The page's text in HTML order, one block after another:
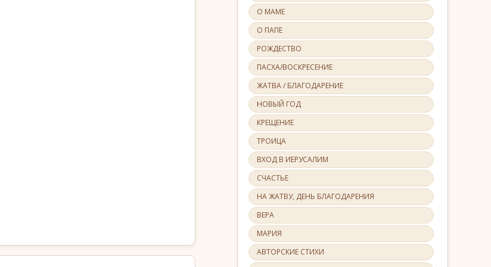
О МАМЕ
О ПАПЕ
РОЖДЕСТВО
ПАСХА/ВОСКРЕСЕНИЕ
ЖАТВА / БЛАГОДАРЕНИЕ
НОВЫЙ ГОД
КРЕЩЕНИЕ
ТРОИЦА
ВХОД В ИЕРУСАЛИМ
СЧАСТЬЕ
НА ЖАТВУ, ДЕНЬ БЛАГОДАРЕНИЯ
ВЕРА
МАРИЯ
АВТОРСКИЕ СТИХИ